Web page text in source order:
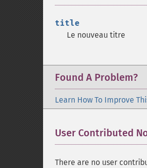
title
Le nouveau titre
Found A Problem?
Learn How To Improve
User Contributed
There are no user